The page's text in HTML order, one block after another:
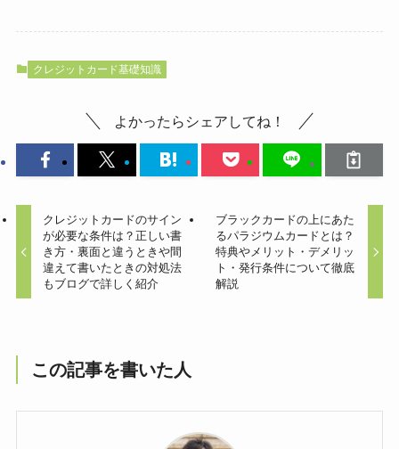
クレジットカード基礎知識
よかったらシェアしてね！
クレジットカードのサイン
が必要な条件は？正しい書
き方・裏面と違うときや間
違えて書いたときの対処法
もブログで詳しく紹介
ブラックカードの上にあた
るパラジウムカードとは？
特典やメリット・デメリッ
ト・発行条件について徹底
解説
この記事を書いた人